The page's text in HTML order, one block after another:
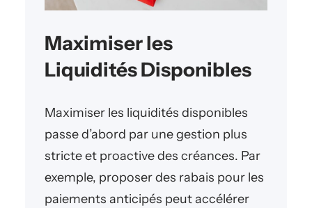
Maximiser les
Liquidités Disponibles
Maximiser les liquidités disponibles
passe d’abord par une gestion plus
stricte et proactive des créances. Par
exemple, proposer des rabais pour les
paiements anticipés peut accélérer